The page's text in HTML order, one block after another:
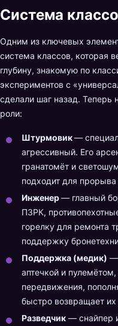
Система
Одним из ключевых
система классов, которая
глубину, знакомую по
экспериментов с
сделали шаг назад. Теперь
роли:
Штурмовик—
агрессивный. Его
гранатомёт и
подходит для прорыва
Инженер— главный
ПЗРК,
горелку для ремонта
поддержку
Поддержка (медик) —
аптечкой и
передвижения,
быстро возвращает их
Разведчик — снайпер